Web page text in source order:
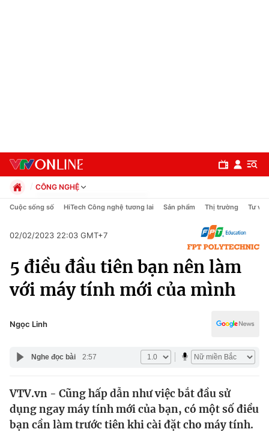
Chính trị
Thế giới
CÔNG NGHỆ
Chính trị
Pháp luật
Thể thao
Truyền hình
Văn hóa - Giải trí
Đời sống
Giáo dục
Cuộc sống số HiTech Công nghệ tương lai Sản phẩm Thị trường Tư vấn
02/02/2023 22:03 GMT+7
5 điều đầu tiên bạn nên làm
với máy tính mới của mình
Ngọc Linh
Nghe đọc bài 2:57
VTV.vn - Cũng hấp dẫn như việc bắt đầu sử
dụng ngay máy tính mới của bạn, có một số điều
bạn cần làm trước tiên khi cài đặt cho máy tính.